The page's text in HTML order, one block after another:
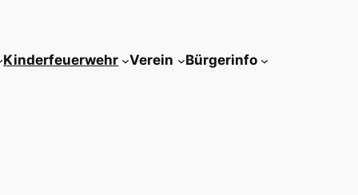
Kinderfeuerwehr Verein Bürgerinfo